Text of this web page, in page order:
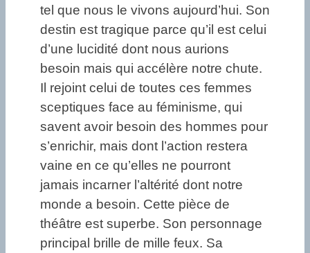
tel que nous le vivons aujourd’hui. Son
destin est tragique parce qu’il est celui
d’une lucidité dont nous aurions
besoin mais qui accélère notre chute.
Il rejoint celui de toutes ces femmes
sceptiques face au féminisme, qui
savent avoir besoin des hommes pour
s’enrichir, mais dont l’action restera
vaine en ce qu’elles ne pourront
jamais incarner l’altérité dont notre
monde a besoin. Cette pièce de
théâtre est superbe. Son personnage
principal brille de mille feux. Sa